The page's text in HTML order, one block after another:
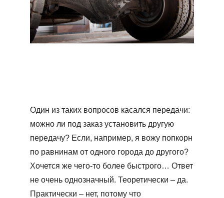
Один из таких вопросов касался передачи:
можно ли под заказ установить другую
передачу? Если, например, я вожу попкорн
по равнинам от одного города до другого?
Хочется же чего-то более быстрого… Ответ
не очень однозначный. Теоретически – да.
Практически – нет, потому что